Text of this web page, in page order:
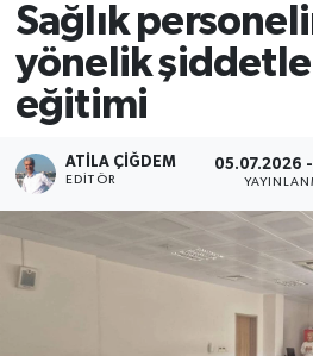
Sağlık
yönelik
eğitimi
ATILA ÇIĞDEM
EDITÖR
05.07.2026
SAĞLIK
ASAYİŞ
AKTÜEL
Çorum Namaz Vakitleri
Trafik Durumu
Son Dakika Haberleri